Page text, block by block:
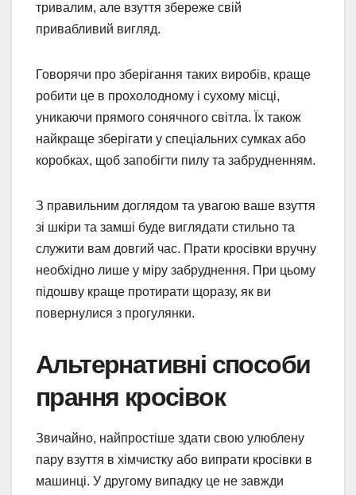
тривалим, але взуття збереже свій
привабливий вигляд.
Говорячи про зберігання таких виробів, краще
робити це в прохолодному і сухому місці,
уникаючи прямого сонячного світла. Їх також
найкраще зберігати у спеціальних сумках або
коробках, щоб запобігти пилу та забрудненням.
З правильним доглядом та увагою ваше взуття
зі шкіри та замші буде виглядати стильно та
служити вам довгий час. Прати кросівки вручну
необхідно лише у міру забруднення. При цьому
підошву краще протирати щоразу, як ви
повернулися з прогулянки.
Альтернативні способи
прання кросівок
Звичайно, найпростіше здати свою улюблену
пару взуття в хімчистку або випрати кросівки в
машинці. У другому випадку це не завжди